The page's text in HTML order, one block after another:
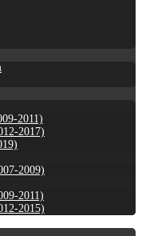
2011)
2017)
2009)
2011)
2015)